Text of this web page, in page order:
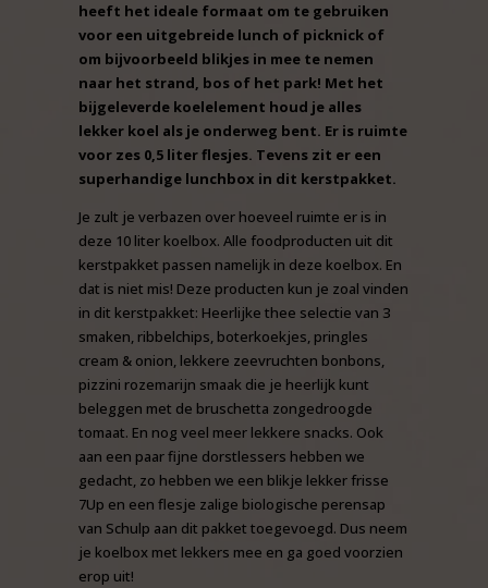
heeft het ideale formaat om te gebruiken
voor een uitgebreide lunch of picknick of
om bijvoorbeeld blikjes in mee te nemen
naar het strand, bos of het park! Met het
bijgeleverde koelelement houd je alles
lekker koel als je onderweg bent. Er is ruimte
voor zes 0,5 liter flesjes. Tevens zit er een
superhandige lunchbox in dit kerstpakket.
Je zult je verbazen over hoeveel ruimte er is in
deze 10 liter koelbox. Alle foodproducten uit dit
kerstpakket passen namelijk in deze koelbox. En
dat is niet mis! Deze producten kun je zoal vinden
in dit kerstpakket: Heerlijke thee selectie van 3
smaken, ribbelchips, boterkoekjes, pringles
cream & onion, lekkere zeevruchten bonbons,
pizzini rozemarijn smaak die je heerlijk kunt
beleggen met de bruschetta zongedroogde
tomaat. En nog veel meer lekkere snacks. Ook
aan een paar fijne dorstlessers hebben we
gedacht, zo hebben we een blikje lekker frisse
7Up en een flesje zalige biologische perensap
van Schulp aan dit pakket toegevoegd. Dus neem
je koelbox met lekkers mee en ga goed voorzien
erop uit!